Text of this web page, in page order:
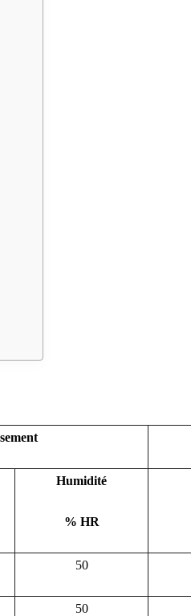
Humidité
% HR
50
50